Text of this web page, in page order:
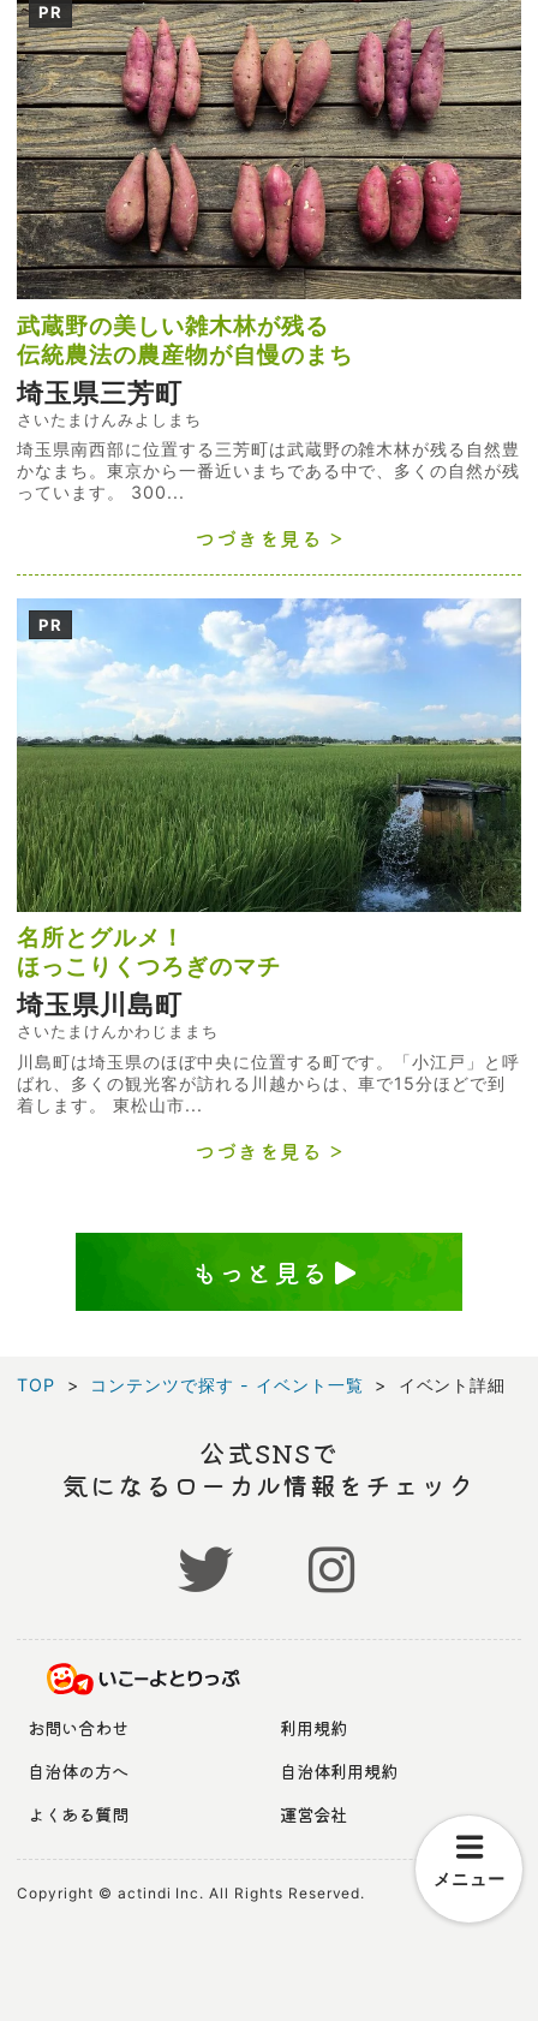
PR
武蔵野の美しい雑木林が残る
伝統農法の農産物が自慢のまち
埼玉県三芳町
さいたまけんみよしまち
埼玉県南西部に位置する三芳町は武蔵野の雑木林が残る自然豊
かなまち。東京から一番近いまちである中で、多くの自然が残
っています。 300...
つづきを見る
PR
名所とグルメ！
ほっこりくつろぎのマチ
埼玉県川島町
さいたまけんかわじままち
川島町は埼玉県のほぼ中央に位置する町です。「小江戸」と呼
ばれ、多くの観光客が訪れる川越からは、車で15分ほどで到
着します。 東松山市...
つづきを見る
もっと見る
TOP コンテンツで探す - イベント一覧 イベント詳細
メニュー
公式SNSで
気になるローカル情報をチェック
お問い合わせ
利用規約
自治体の方へ
自治体利用規約
よくある質問
運営会社
Copyright © actindi Inc. All Rights Reserved.